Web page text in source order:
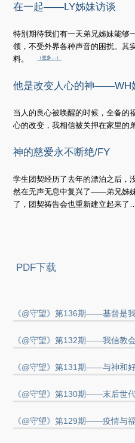
在一起——LY姊妹访谈
特别期待我们有一天弟兄姊妹能够
领，不受外界各种声音的困扰。其
料。
（更多…）
他是改变人心的神——WH
当人的良心被唤醒的时候，全备的
心的改变，我相信被关押在家里的
神的慈爱永不断绝/FY
学生团契经历了去年的漂泊之后，
然在无声无息中复兴了——弟兄姊
了，团契祷告会也重新建立起来
PDF下载
《@守望》第136期——基督是
《@守望》第132期——我信教会
《@守望》第131期——与神和
《@守望》第130期——末后世
《@守望》第129期——疫情与福